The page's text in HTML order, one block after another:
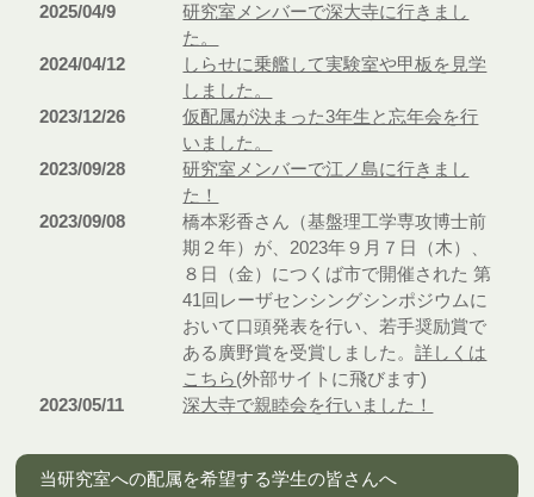
2025/04/9
研究室メンバーで深大寺に行きまし
た。
2024/04/12
しらせに乗艦して実験室や甲板を見学
しました。
2023/12/26
仮配属が決まった3年生と忘年会を行
いました。
2023/09/28
研究室メンバーで江ノ島に行きまし
た！
2023/09/08
橋本彩香さん（基盤理工学専攻博士前
期２年）が、2023年９月７日（木）、
８日（金）につくば市で開催された 第
41回レーザセンシングシンポジウムに
おいて口頭発表を行い、若手奨励賞で
ある廣野賞を受賞しました。詳しくは
こちら(外部サイトに飛びます)
2023/05/11
深大寺で親睦会を行いました！
当研究室への配属を希望する学生の皆さんへ